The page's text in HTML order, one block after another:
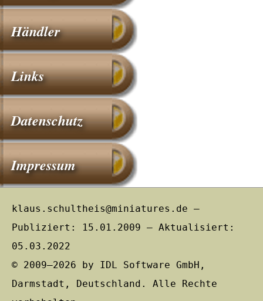
Händler
Links
Datenschutz
Impressum
klaus.schultheis@miniatures.de –
Publiziert: 15.01.2009 – Aktualisiert:
05.03.2022
© 2009–2026 by IDL Software GmbH,
Darmstadt, Deutschland. Alle Rechte